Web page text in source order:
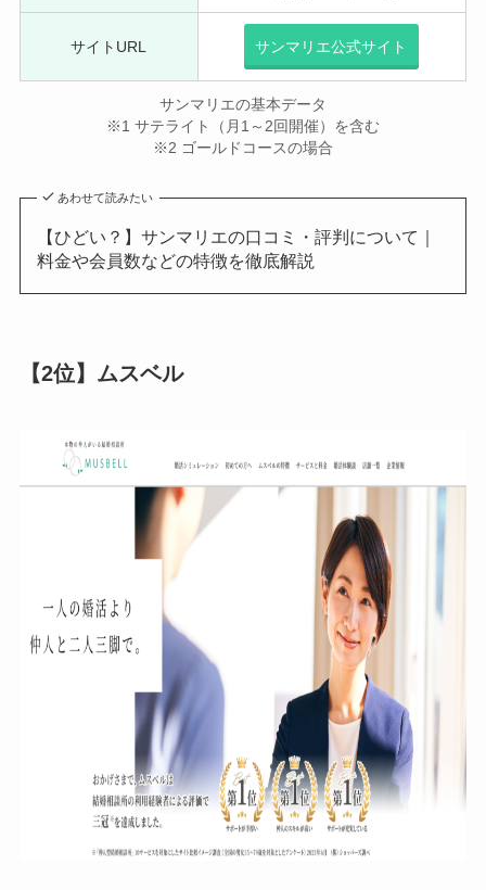
サイトURL サンマリエ公式サイト
サンマリエの基本データ
※1 サテライト（月1～2回開催）を含む
※2 ゴールドコースの場合
あわせて読みたい
【ひどい？】サンマリエの口コミ・評判について｜
料金や会員数などの特徴を徹底解説
【2位】ムスベル